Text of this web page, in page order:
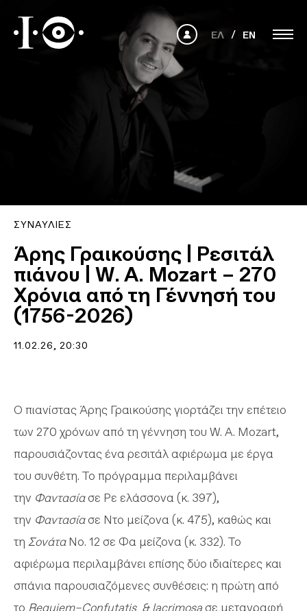
ΕΛ EN
ΣΥΝΑΥΛΊΕΣ
Άρης Γραικούσης | Ρεσιτάλ
πιάνου | W. A. Mozart – 270
Χρόνια από τη Γέννησή του
(1756-2026)
11.02.26 , 20:30
Ο πιανίστας Άρης Γραικούσης γιορτάζει την επέτειο
των 270 χρόνων από τη γέννηση του W. A. Mozart,
παρουσιάζοντας ένα ρεσιτάλ αφιέρωμα με έργα
του συνθέτη. Το πρόγραμμα περιλαμβάνει
την Φαντασίασε Ρε ελάσσονα (κ. 397),
την Φαντασίασε Ντο μείζονα (κ. 475), καθώς και
τη ΣονάταNo. 12 σε Φα μείζονα (κ. 332). Το
αφιέρωμα περιλαμβάνει επίσης δύο ιδιαίτερες και
σπάνια παρουσιαζόμενες συνθέσεις: η πρώτη από
το Requiem–Confutatis & lacrimosa σε μεταγραφή